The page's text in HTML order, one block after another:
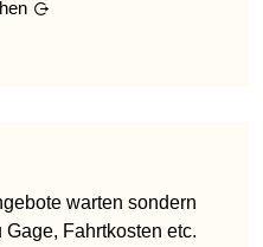
warten sondern
Fahrtkosten etc.